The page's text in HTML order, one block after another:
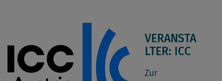
VERANSTA
LTER: ICC
Zur